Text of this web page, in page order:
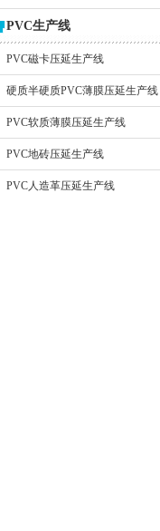
PVC生产线
PVC磁卡压延生产线
硬质半硬质PVC薄膜压延生产线
PVC软质薄膜压延生产线
PVC地砖压延生产线
PVC人造革压延生产线